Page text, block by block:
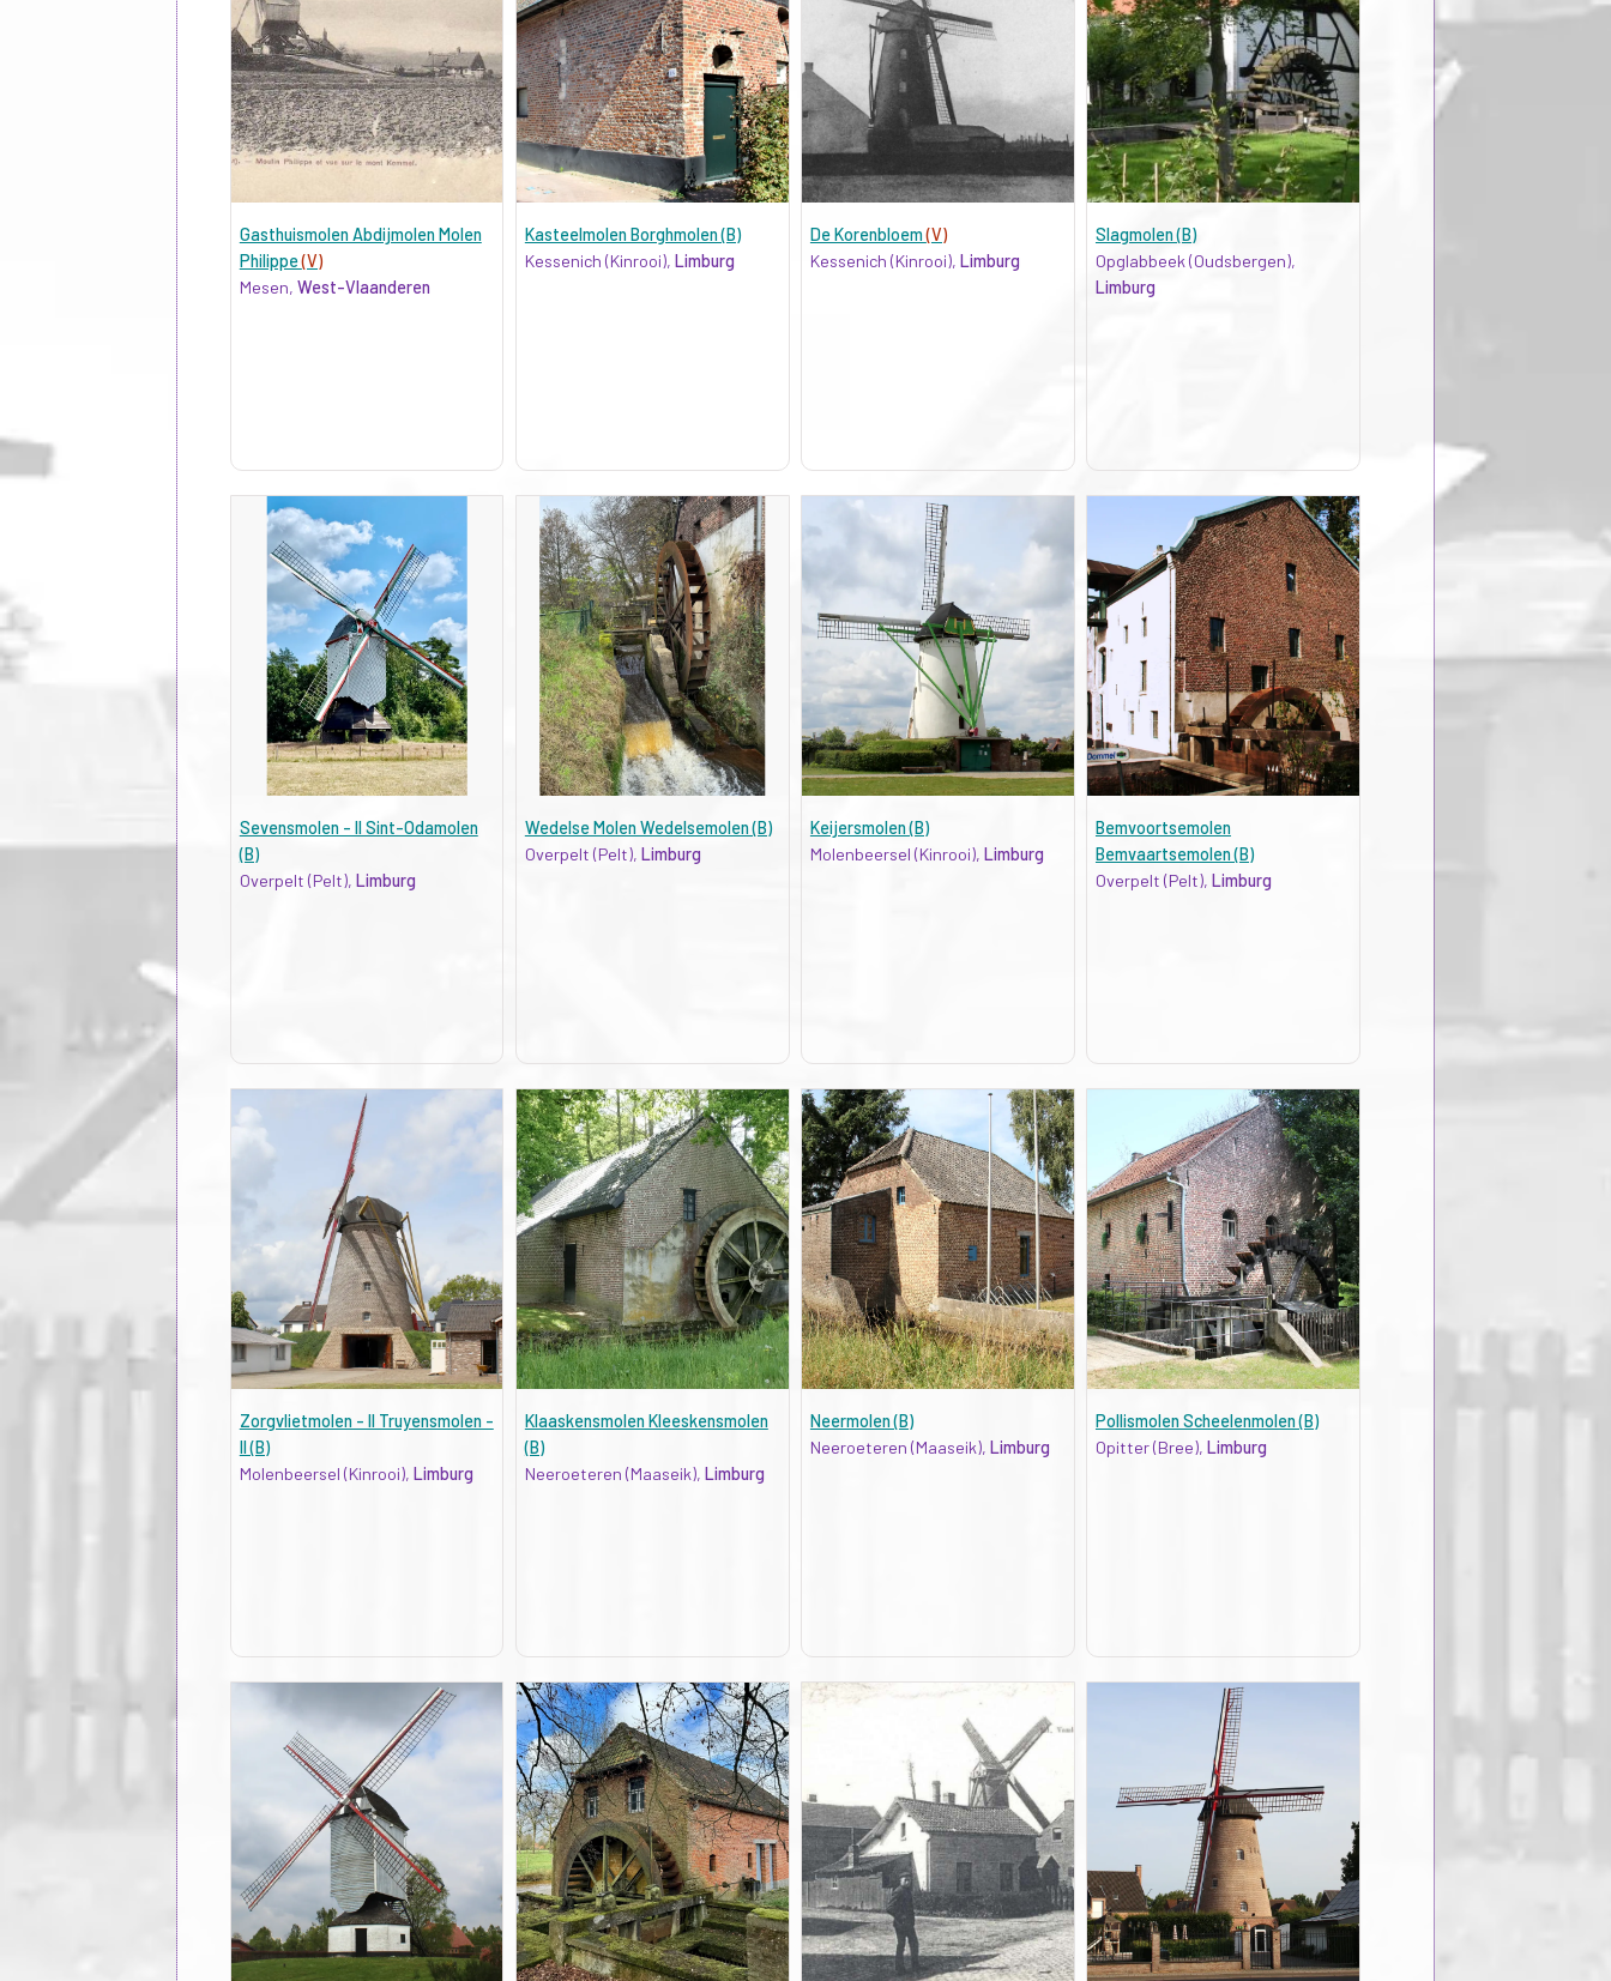
Gasthuismolen Abdijmolen Molen
Philippe(V)
Mesen, West-Vlaanderen
Kasteelmolen Borghmolen (B)
Kessenich (Kinrooi), Limburg
De Korenbloem(V)
Kessenich (Kinrooi), Limburg
Slagmolen (B)
Opglabbeek (Oudsbergen),
Limburg
Sevensmolen - II Sint-Odamolen
(B)
Overpelt (Pelt), Limburg
Wedelse Molen Wedelsemolen (B)
Overpelt (Pelt), Limburg
Keijersmolen (B)
Molenbeersel (Kinrooi), Limburg
Bemvoortsemolen
Bemvaartsemolen (B)
Overpelt (Pelt), Limburg
Zorgvlietmolen - II Truyensmolen -
II (B)
Molenbeersel (Kinrooi), Limburg
Klaaskensmolen Kleeskensmolen
(B)
Neeroeteren (Maaseik), Limburg
Neermolen (B)
Neeroeteren (Maaseik), Limburg
Pollismolen Scheelenmolen (B)
Opitter (Bree), Limburg